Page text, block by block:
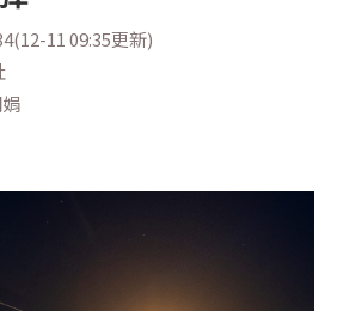
11 09:35更新)